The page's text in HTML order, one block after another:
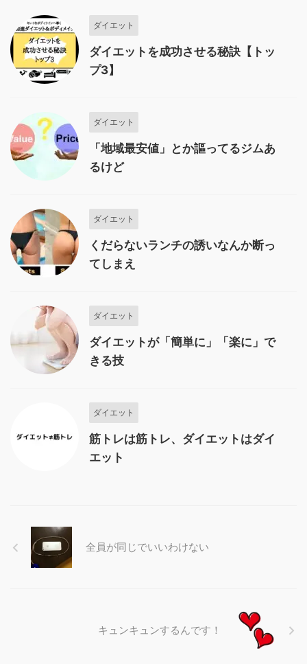
ダイエット
ダイエットを成功させる秘訣【トッ
プ3】
ダイエット
「地域最安値」とか謳ってるジムあ
るけど
ダイエット
くだらないランチの誘いなんか断っ
てしまえ
ダイエット
ダイエットが「簡単に」「楽に」で
きる技
ダイエット
筋トレは筋トレ、ダイエットはダイ
エット
全員が同じでいいわけない
キュンキュンするんです！